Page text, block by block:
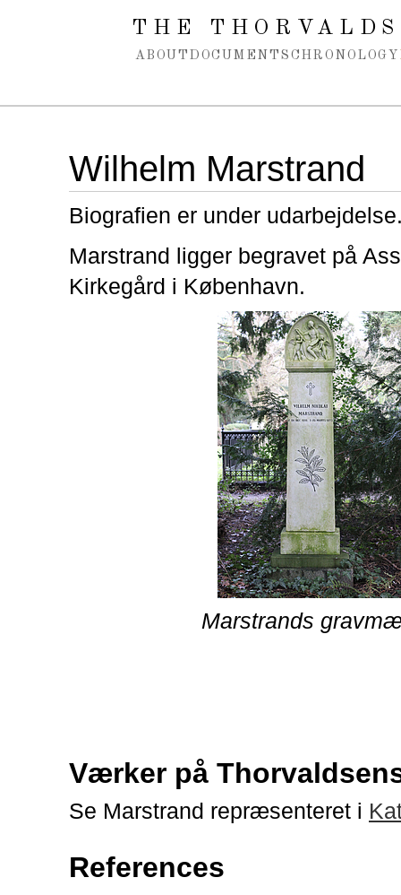
Spring navigation over
THE
ABOUT DOCUMENTS CHRONOLOGY
Wilhelm Marstrand
Biografien er under
Marstrand ligger begravet på
Kirkegård i København.
Marstrands
Værker på
Se Marstrand repræsenteret i
References